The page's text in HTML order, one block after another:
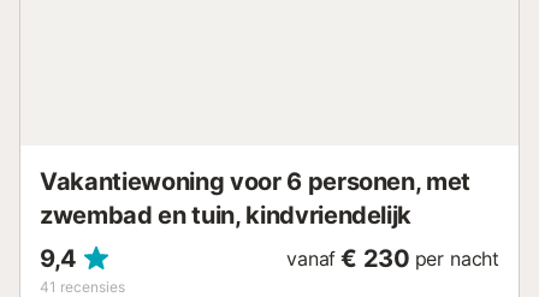
Vakantiewoning voor 6 personen, met
zwembad en tuin, kindvriendelijk
9,4
41 recensies
vanaf € 230 per nacht